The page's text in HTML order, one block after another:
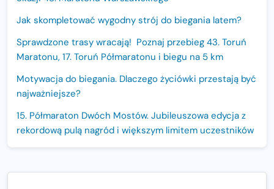
Jak skompletować wygodny strój do biegania latem?
Sprawdzone trasy wracają! Poznaj przebieg 43. Toruń
Maratonu, 17. Toruń Półmaratonu i biegu na 5 km
Motywacja do biegania. Dlaczego życiówki przestają być
najważniejsze?
15. Półmaraton Dwóch Mostów. Jubileuszowa edycja z
rekordową pulą nagród i większym limitem uczestników